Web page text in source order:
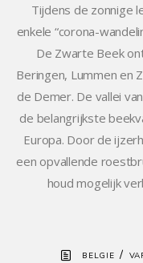
Tijdens de zonnige
enkele “corona-
De Zwarte Beek
Beringen, Lummen en
de Demer. De vallei
de belangrijkste
Europa. Door de
een opvallende
houd mogelijk
BELGIE /